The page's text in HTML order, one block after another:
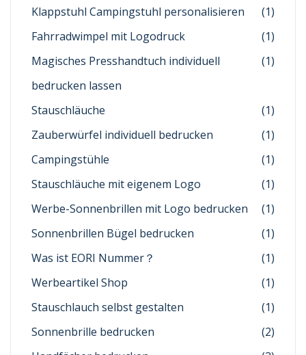
Klappstuhl Campingstuhl personalisieren
(1)
Fahrradwimpel mit Logodruck
(1)
Magisches Presshandtuch individuell
bedrucken lassen
(1)
Stauschläuche
(1)
Zauberwürfel individuell bedrucken
(1)
Campingstühle
(1)
Stauschläuche mit eigenem Logo
(1)
Werbe-Sonnenbrillen mit Logo bedrucken
(1)
Sonnenbrillen Bügel bedrucken
(1)
Was ist EORI Nummer？
(1)
Werbeartikel Shop
(1)
Stauschlauch selbst gestalten
(1)
Sonnenbrille bedrucken
(2)